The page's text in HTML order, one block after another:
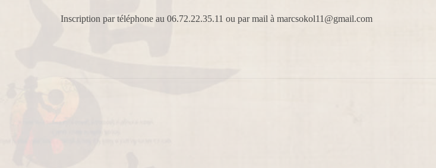
Inscription par téléphone au 06.72.22.35.11 ou par mail à marcsokol11@gmail.com